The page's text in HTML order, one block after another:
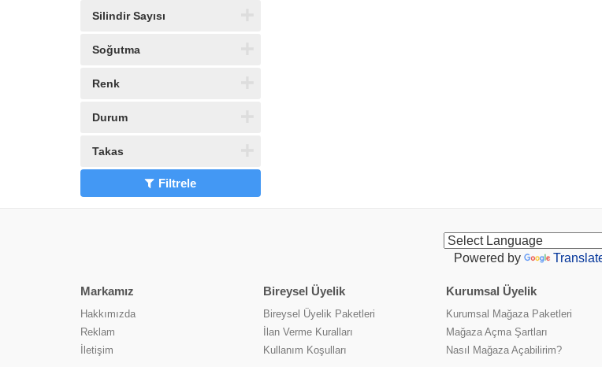
Silindir Sayısı
Soğutma
Renk
Durum
Takas
Filtrele
Powered by
Markamız
Hakkımızda
Reklam
İletişim
Bireysel Üyelik
Bireysel Üyelik Paketleri
İlan Verme Kuralları
Kullanım Koşulları
Kurumsal Üyelik
Kurumsal Mağaza Paketleri
Mağaza Açma Şartları
Nasıl Mağaza Açabilirim?